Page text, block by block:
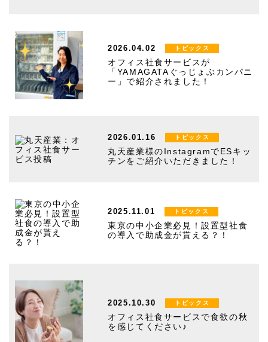
2026.04.02 トピックス
オフィス社食サービスが
「YAMAGATAぐっじょぶカンパニ
ー」で紹介されました！
2026.01.16 トピックス
丸天産業様のInstagramでESキッ
チンをご紹介いただきました！
2025.11.01 トピックス
東京の中小企業必見！設置型社食
の導入で助成金が貰える？！
2025.10.30 トピックス
オフィス社食サービスで食欲の秋
を感じてください♪